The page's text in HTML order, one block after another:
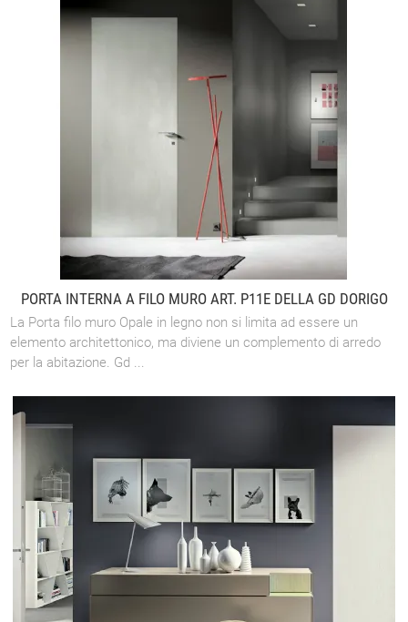
PORTA INTERNA A FILO MURO ART. P11E DELLA GD DORIGO
La Porta filo muro Opale in legno non si limita ad essere un
elemento architettonico, ma diviene un complemento di arredo
per la abitazione. Gd ...